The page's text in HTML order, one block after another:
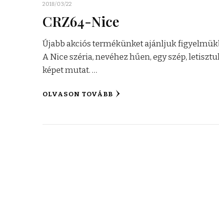
2018/03/22
CRZ64-Nice
Újabb akciós termékünket ajánljuk
A Nice széria, nevéhez hűen, egy szép,
képet mutat. …
OLVASON TOVÁBB